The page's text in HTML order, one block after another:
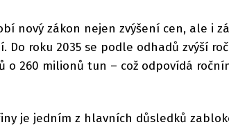
nový zákon nejen zvýšení cen, ale i
Do roku 2035 se podle odhadů zvýší
o 260 milionů tun – což odpovídá
je jedním z hlavních důsledků